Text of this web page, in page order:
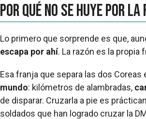
Por qué no se huye por
Lo primero que sorprende es que,
escapa por ahí. La razón es la propia
Esa franja que separa las dos Coreas
mundo: kilómetros de alambradas,
de disparar. Cruzarla a pie es
soldados que han logrado cruzar la